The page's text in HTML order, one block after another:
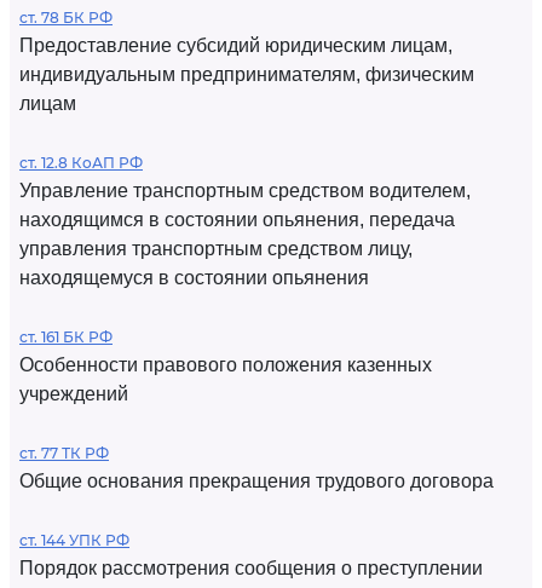
ст. 78 БК РФ
Предоставление субсидий юридическим лицам,
индивидуальным предпринимателям, физическим
лицам
ст. 12.8 КоАП РФ
Управление транспортным средством водителем,
находящимся в состоянии опьянения, передача
управления транспортным средством лицу,
находящемуся в состоянии опьянения
ст. 161 БК РФ
Особенности правового положения казенных
учреждений
ст. 77 ТК РФ
Общие основания прекращения трудового договора
ст. 144 УПК РФ
Порядок рассмотрения сообщения о преступлении